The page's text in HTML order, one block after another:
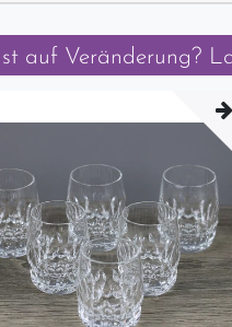
auf Veränderung?